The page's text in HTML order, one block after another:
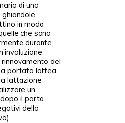
di una
in modo
che sono
durante
del
portata lattea
lattazione
un
il parto
dello